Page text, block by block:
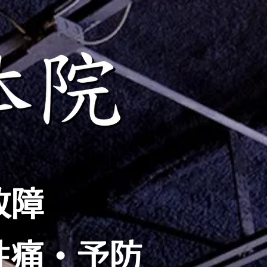
障
痛・予防